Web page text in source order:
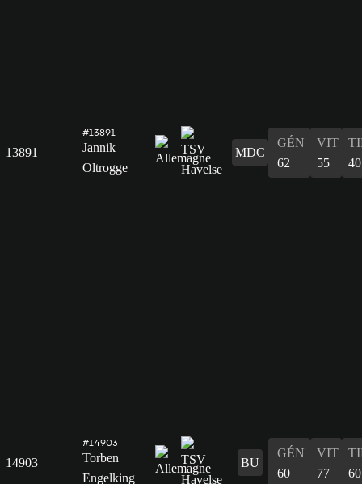
13891
#13891
Jannik
Oltrogge
MDC
GÉN
62
VIT
55
40
14903
#14903
Torben
Engelking
BU
GÉN
60
VIT
77
60